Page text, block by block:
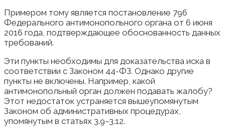
Примером тому является постановление 796
Федерального антимонопольного органа от 6 июня
2016 года, подтверждающее обоснованность данных
требований.
Эти пункты необходимы для доказательства иска в
соответствии с Законом 44-ФЗ. Однако другие
пункты не включены. Например, какой
антимонопольный орган должен подавать жалобу?
Этот недостаток устраняется вышеупомянутым
Законом об административных процедурах,
упомянутым в статьях 3.9–3.12.